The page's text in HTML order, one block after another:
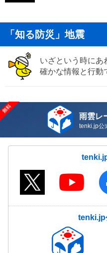
「知る防災」地震
いざという時にあ
確かな情報と行動
雨雲レ
tenki.jp公
tenki.jp